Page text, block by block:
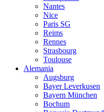
Nantes
Nice
Paris SG
Reims
Rennes
Strasbourg
Toulouse
Alemania
Augsburg
Bayer Leverkusen
Bayern München
Bochum